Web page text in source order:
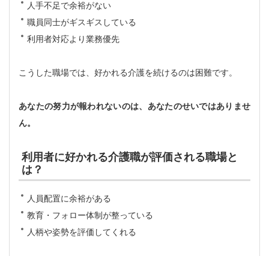
人手不足で余裕がない
職員同士がギスギスしている
利用者対応より業務優先
こうした職場では、好かれる介護を続けるのは困難です。
あなたの努力が報われないのは、あなたのせいではありませ
ん。
利用者に好かれる介護職が評価される職場と
は？
人員配置に余裕がある
教育・フォロー体制が整っている
人柄や姿勢を評価してくれる